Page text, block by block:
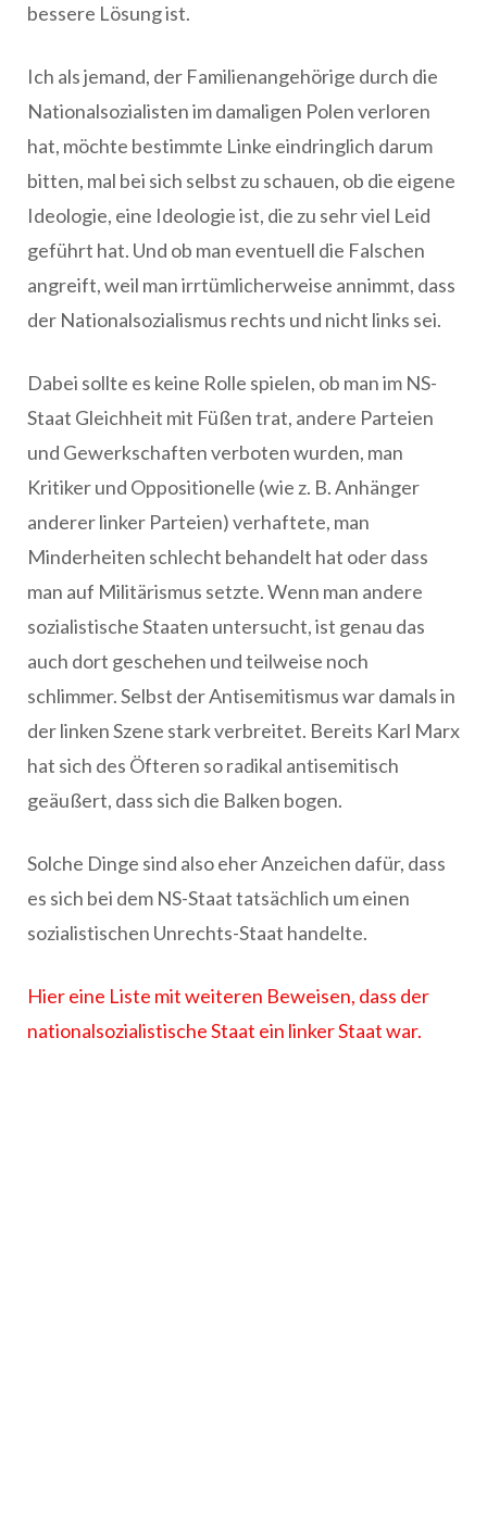
bessere Lösung ist.
Ich als jemand, der Familienangehörige durch die
Nationalsozialisten im damaligen Polen verloren
hat, möchte bestimmte Linke eindringlich darum
bitten, mal bei sich selbst zu schauen, ob die eigene
Ideologie, eine Ideologie ist, die zu sehr viel Leid
geführt hat. Und ob man eventuell die Falschen
angreift, weil man irrtümlicherweise annimmt, dass
der Nationalsozialismus rechts und nicht links sei.
Dabei sollte es keine Rolle spielen, ob man im NS-
Staat Gleichheit mit Füßen trat, andere Parteien
und Gewerkschaften verboten wurden, man
Kritiker und Oppositionelle (wie z. B. Anhänger
anderer linker Parteien) verhaftete, man
Minderheiten schlecht behandelt hat oder dass
man auf Militärismus setzte. Wenn man andere
sozialistische Staaten untersucht, ist genau das
auch dort geschehen und teilweise noch
schlimmer. Selbst der Antisemitismus war damals in
der linken Szene stark verbreitet. Bereits Karl Marx
hat sich des Öfteren so radikal antisemitisch
geäußert, dass sich die Balken bogen.
Solche Dinge sind also eher Anzeichen dafür, dass
es sich bei dem NS-Staat tatsächlich um einen
sozialistischen Unrechts-Staat handelte.
Hier eine Liste mit weiteren Beweisen, dass der
nationalsozialistische Staat ein linker Staat war.